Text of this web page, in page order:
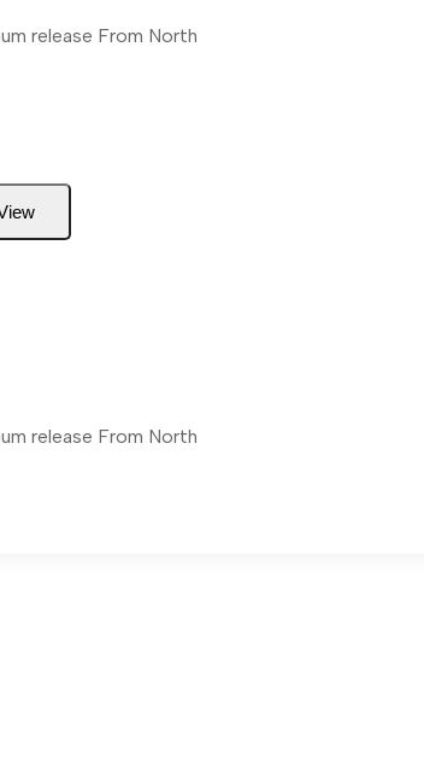
release From North
release From North